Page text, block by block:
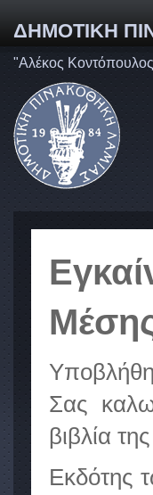
ΔΗΜΟΤΙΚΗ
"Αλέκος
Σας
βιβλία
Εκδότης